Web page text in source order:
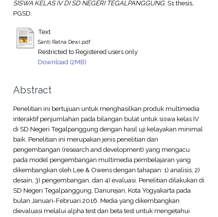
SISWA KELAS IV DI SD NEGERI TEGALPANGGUNG. S1 thesis,
PGSD.
Text
Santi Ratna Dewi.pdf
Restricted to Registered users only
Download (2MB)
Abstract
Penelitian ini bertujuan untuk menghasilkan produk multimedia
interaktif penjumlahan pada bilangan bulat untuk siswa kelas IV
di SD Negeri Tegalpanggung dengan hasil uji kelayakan minimal
baik. Penelitian ini merupakan jenis penelitian dan
pengembangan (research and development) yang mengacu
pada model pengembangan multimedia pembelajaran yang
dikembangkan oleh Lee & Owens dengan tahapan: 1) analisis, 2)
desain, 3) pengembangan, dan 4) evaluasi. Penelitian dilakukan di
SD Negeri Tegalpanggung, Danurejan, Kota Yogyakarta pada
bulan Januari-Februari 2016. Media yang dikembangkan
dievaluasi melalui alpha test dan beta test untuk mengetahui